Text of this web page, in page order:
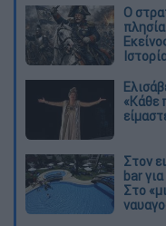
O
«Κάθε
Στον
bar
Στο